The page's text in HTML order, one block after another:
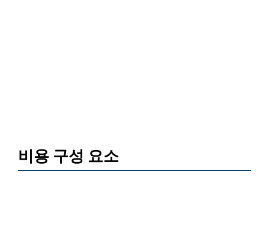
비용 구성 요소